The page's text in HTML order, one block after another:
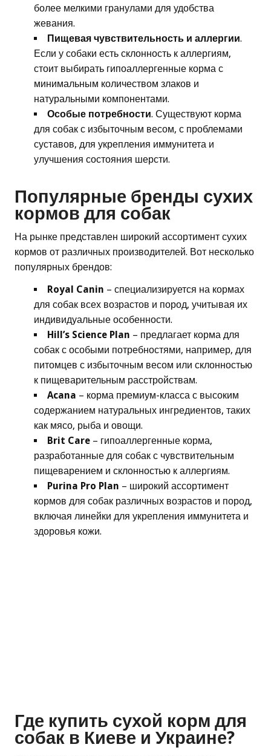
более мелкими гранулами для удобства
жевания.
Пищевая чувствительность и аллергии.
Если у собаки есть склонность к аллергиям,
стоит выбирать гипоаллергенные корма с
минимальным количеством злаков и
натуральными компонентами.
Особые потребности. Существуют корма
для собак с избыточным весом, с проблемами
суставов, для укрепления иммунитета и
улучшения состояния шерсти.
Популярные бренды сухих
кормов для собак
На рынке представлен широкий ассортимент сухих
кормов от различных производителей. Вот несколько
популярных брендов:
Royal Canin – специализируется на кормах
для собак всех возрастов и пород, учитывая их
индивидуальные особенности.
Hill’s Science Plan – предлагает корма для
собак с особыми потребностями, например, для
питомцев с избыточным весом или склонностью
к пищеварительным расстройствам.
Acana – корма премиум-класса с высоким
содержанием натуральных ингредиентов, таких
как мясо, рыба и овощи.
Brit Care – гипоаллергенные корма,
разработанные для собак с чувствительным
пищеварением и склонностью к аллергиям.
Purina Pro Plan – широкий ассортимент
кормов для собак различных возрастов и пород,
включая линейки для укрепления иммунитета и
здоровья кожи.
Где купить сухой корм для
собак в Киеве и Украине?